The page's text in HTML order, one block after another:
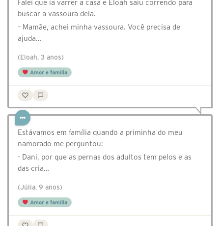
Falei que ia varrer a casa e Eloah saiu correndo para
buscar a vassoura dela.
– Mamãe, achei minha vassoura. Você precisa de
ajuda…
(Eloah, 3 anos)
Amor e família
Estávamos em família quando a priminha do meu
namorado me perguntou:
- Dani, por que as pernas dos adultos tem pelos e as
das cria…
(Júlia, 9 anos)
Amor e família